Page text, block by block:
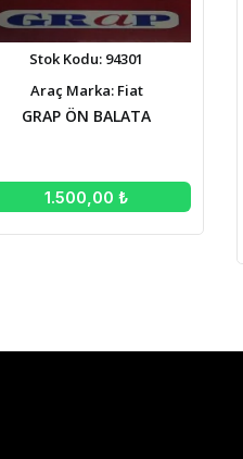
Stok Kodu: 94301
Araç Marka: Fiat
GRAP ÖN BALATA
1.500,00 ₺